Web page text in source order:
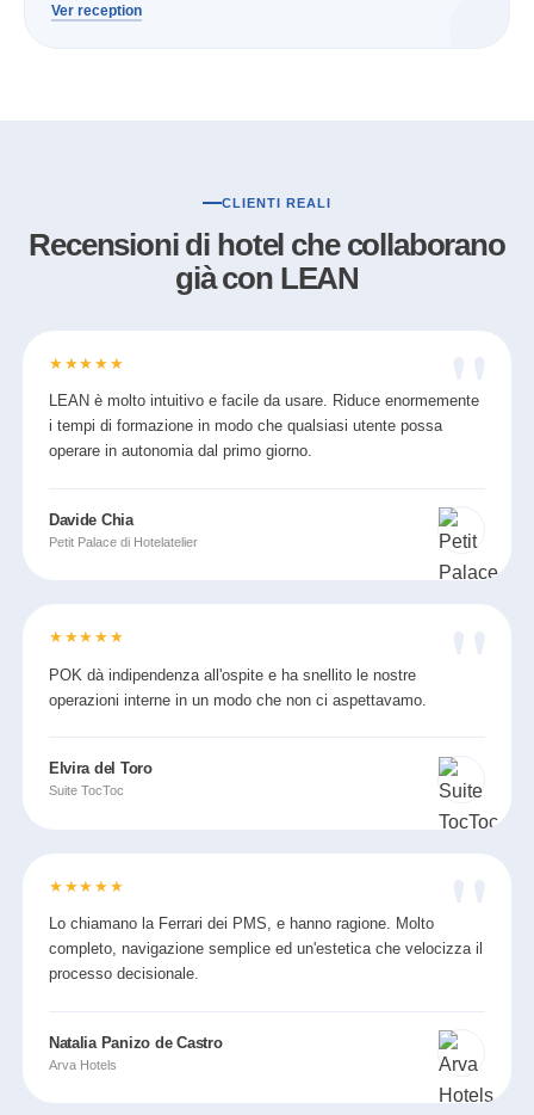
Ver reception
CLIENTI REALI
Recensioni di hotel che collaborano
già con LEAN
★★★★★
LEAN è molto intuitivo e facile da usare. Riduce enormemente
i tempi di formazione in modo che qualsiasi utente possa
operare in autonomia dal primo giorno.
Davide Chia
Petit Palace di Hotelatelier
★★★★★
POK dà indipendenza all'ospite e ha snellito le nostre
operazioni interne in un modo che non ci aspettavamo.
Elvira del Toro
Suite TocToc
★★★★★
Lo chiamano la Ferrari dei PMS, e hanno ragione. Molto
completo, navigazione semplice ed un'estetica che velocizza il
processo decisionale.
Natalia Panizo de Castro
Arva Hotels